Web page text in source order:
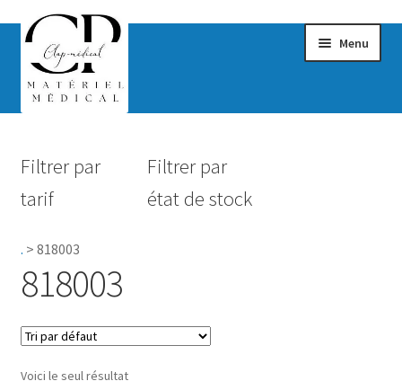
Menu
Hygiène
Accessoires Salle de bain
Filtrer par
tarif
Filtrer par
état de stock
. > 818003
818003
Voici le seul résultat